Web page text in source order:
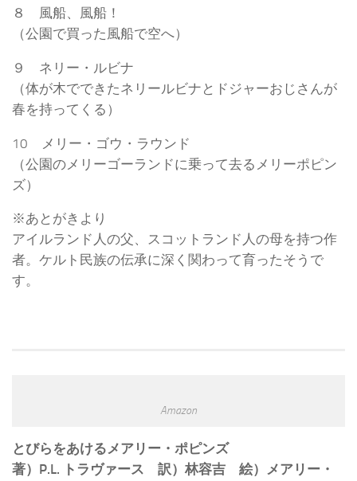
８ 風船、風船！
（公園で買った風船で空へ）
９ ネリー・ルビナ
（体が木でできたネリールビナとドジャーおじさんが
春を持ってくる）
10 メリー・ゴウ・ラウンド
（公園のメリーゴーランドに乗って去るメリーポピン
ズ）
※あとがきより
アイルランド人の父、スコットランド人の母を持つ作
者。ケルト民族の伝承に深く関わって育ったそうで
す。
Amazon
とびらをあけるメアリー・ポピンズ
著）P.L. トラヴァース 訳）林容吉 絵）メアリー・